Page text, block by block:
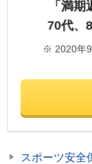
「満
70代、
※ 2020年9
スポーツ安全